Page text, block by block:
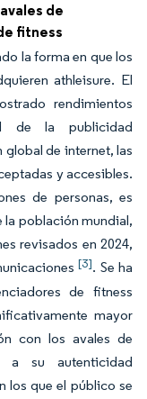
de
fitness
la forma en que los
athleisure. El
rendimientos
de la publicidad
de internet, las
y accesibles.
de personas, es
la población mundial,
revisados en 2024,
[3]. Se ha
de fitness
mayor
con los avales de
a su autenticidad
los que el público se